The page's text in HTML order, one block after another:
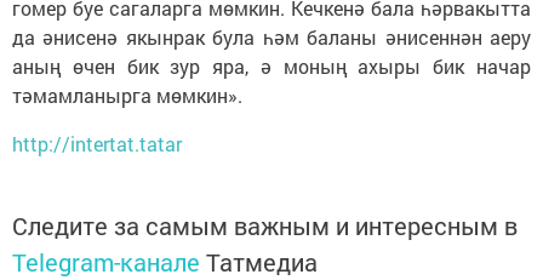
гомер буе сагаларга мөмкин. Кечкенә бала һәрвакытта
да әнисенә якынрак була һәм баланы әнисеннән аеру
аның өчен бик зур яра, ә моның ахыры бик начар
тәмамланырга мөмкин».
http://intertat.tatar
Следите за самым важным и интересным в
Telegram-канале Татмедиа